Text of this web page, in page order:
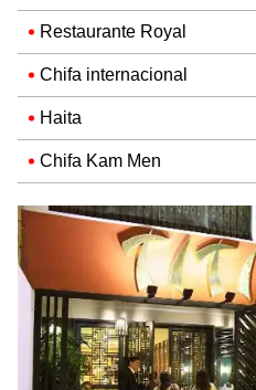
Restaurante Royal
Chifa internacional
Haita
Chifa Kam Men